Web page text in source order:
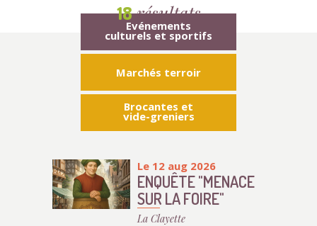
18résultats
Evénements
culturels et sportifs
Marchés terroir
Brocantes et
vide-greniers
Le 12 aug 2026
ENQUÊTE "MENACE
SUR LA FOIRE"
La Clayette